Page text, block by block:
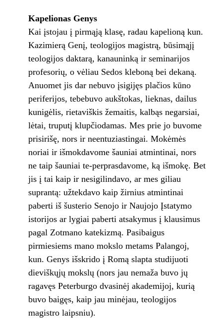
Kapelionas Genys
Kai įstojau į pirmąją klasę, radau kape­lioną kun.
Kazimierą Genį, teologijos magist­rą, būsimąjį
teologijos daktarą, kanauninką ir seminarijos
profesorių, o vėliau Sedos kleboną bei dekaną.
Anuomet jis dar nebuvo įsigijęs plačios kūno
periferijos, tebebuvo aukštokas, lieknas, dailus
kunigėlis, rietaviškis žemaitis, kalbąs negarsiai,
lėtai, truputį klupčiodamas. Mes prie jo buvome
prisirišę, nors ir neentuziastingai. Mokėmės
noriai ir išmokdavome šauniai atmintinai, nors
ne taip šauniai te-perprasdavome, ką išmokę. Bet
jis į tai kaip ir nesigilindavo, ar mes giliau
suprantą: užtek­davo kaip žirnius atmintinai
paberti iš šusterio Senojo ir Naujojo Įstatymo
istorijos ar ly­giai paberti atsakymus į klausimus
pagal Zotmano katekizmą. Pasibaigus
pirmiesiems ma­no mokslo metams Palangoj,
kun. Genys iš­skrido į Romą slapta studijuoti
dieviškųjų mokslų (nors jau nemaža buvo jų
ragavęs Pe­terburgo dvasinėj akademijoj, kurią
buvo bai­gęs, kaip jau minėjau, teologijos
magistro laipsniu).